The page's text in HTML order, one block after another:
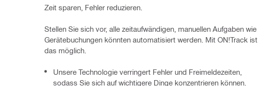
Zeit sparen, Fehler reduzieren.
Stellen Sie sich vor, alle zeitaufwändigen, manuellen Aufgaben wie
Gerätebuchungen könnten automatisiert werden. Mit ON!Track ist
das möglich.
Unsere Technologie verringert Fehler und Freimeldezeiten,
sodass Sie sich auf wichtigere Dinge konzentrieren können.